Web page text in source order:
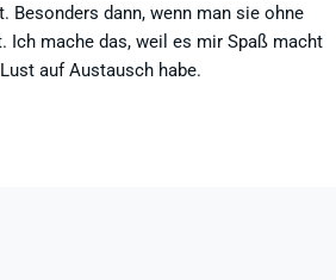
Besonders dann, wenn man sie ohne
Ich mache das, weil es mir Spaß macht
auf Austausch habe.